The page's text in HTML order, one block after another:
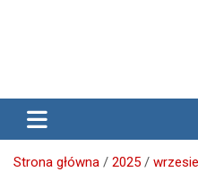
Przegląd
Brzeg
Brzeg24
Strona główna 2025